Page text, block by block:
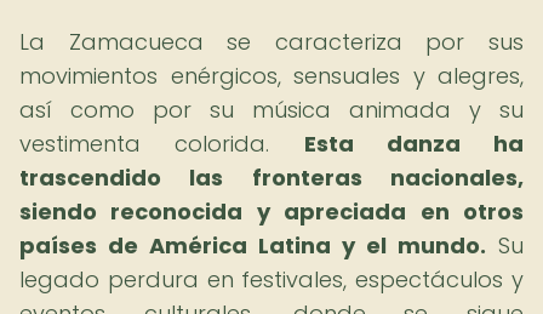
La Zamacueca se caracteriza por sus
movimientos enérgicos, sensuales y alegres,
así como por su música animada y su
vestimenta colorida. Esta danza ha
trascendido las fronteras nacionales,
siendo reconocida y apreciada en otros
países de América Latina y el mundo. Su
legado perdura en festivales, espectáculos y